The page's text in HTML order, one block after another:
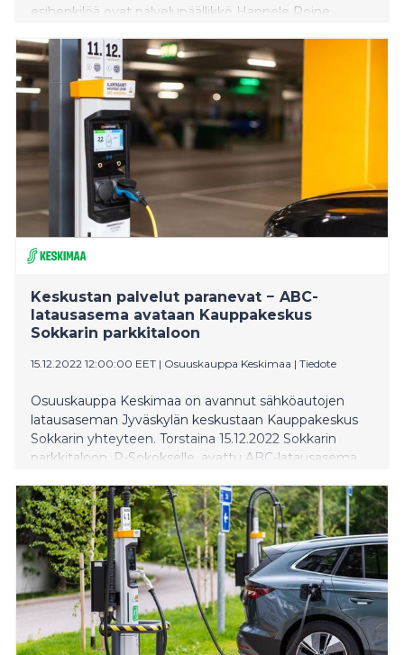
esihenkilöä ovat palvelupäällikkö Hannele Roine
liikennemyymäläpäällikkö Kirsti Partti ABC
Viitasaarelta ja marketpäällikkö Mikko Romo S-market
Tourulasta.
Keskustan palvelut paranevat − ABC-
latausasema avataan Kauppakeskus
Sokkarin parkkitaloon
15.12.2022 12:00:00 EET | Osuuskauppa Keskimaa | Tiedote
Osuuskauppa Keskimaa on avannut sähköautojen
latausaseman Jyväskylän keskustaan Kauppakeskus
Sokkarin yhteyteen. Torstaina 15.12.2022 Sokkarin
parkkitaloon, P-Sokokselle, avattu ABC-latausasema
Suomessa.